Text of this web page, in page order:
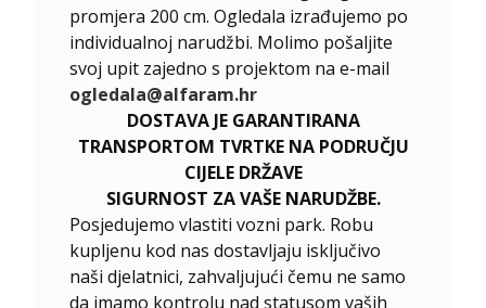
promjera 200 cm. Ogledala izrađujemo po
individualnoj narudžbi. Molimo pošaljite
svoj upit zajedno s projektom na e-mail
ogledala@alfaram.hr
DOSTAVA JE GARANTIRANA
TRANSPORTOM TVRTKE NA PODRUČJU
CIJELE DRŽAVE
SIGURNOST ZA VAŠE NARUDŽBE.
Posjedujemo vlastiti vozni park. Robu
kupljenu kod nas dostavljaju isključivo
naši djelatnici, zahvaljujući čemu ne samo
da imamo kontrolu nad statusom vaših